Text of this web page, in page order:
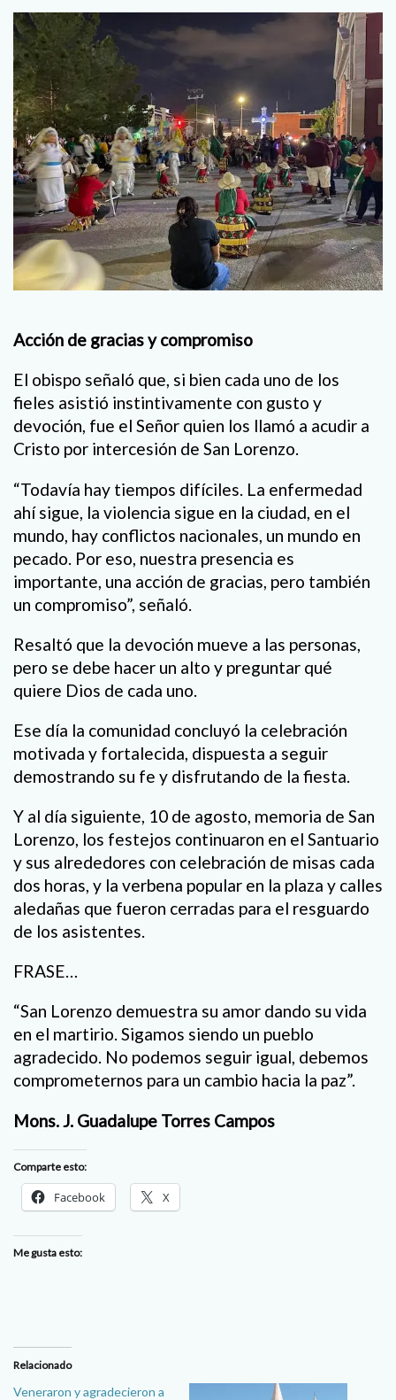
Acción de gracias y compromiso
El obispo señaló que, si bien cada uno de los
fieles asistió instintivamente con gusto y
devoción, fue el Señor quien los llamó a acudir a
Cristo por intercesión de San Lorenzo.
“Todavía hay tiempos difíciles. La enfermedad
ahí sigue, la violencia sigue en la ciudad, en el
mundo, hay conflictos nacionales, un mundo en
pecado. Por eso, nuestra presencia es
importante, una acción de gracias, pero también
un compromiso”, señaló.
Resaltó que la devoción mueve a las personas,
pero se debe hacer un alto y preguntar qué
quiere Dios de cada uno.
Ese día la comunidad concluyó la celebración
motivada y fortalecida, dispuesta a seguir
demostrando su fe y disfrutando de la fiesta.
Y al día siguiente, 10 de agosto, memoria de San
Lorenzo, los festejos continuaron en el Santuario
y sus alrededores con celebración de misas cada
dos horas, y la verbena popular en la plaza y calles
aledañas que fueron cerradas para el resguardo
de los asistentes.
FRASE…
“San Lorenzo demuestra su amor dando su vida
en el martirio. Sigamos siendo un pueblo
agradecido. No podemos seguir igual, debemos
comprometernos para un cambio hacia la paz”.
Mons. J. Guadalupe Torres Campos
Comparte esto:
Facebook X
Me gusta esto:
Relacionado
Veneraron y agradecieron a